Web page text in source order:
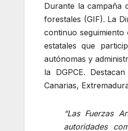
Durante la campaña
forestales (GIF). La
continuo
estatales que
autónomas y
la DGPCE.
Canarias,
“Las Fuerzas
autoridades